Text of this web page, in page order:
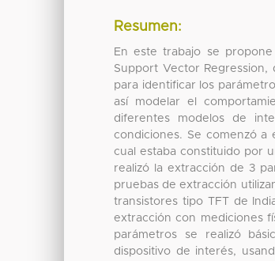
Resumen:
En este trabajo se
Support Vector
para identificar los
así modelar el
diferentes modelos de
condiciones. Se comenzó
cual estaba constituido por
realizó la extracción de 3
pruebas de extracción
transistores tipo TFT de
extracción con mediciones
parámetros se realizó
dispositivo de interés,